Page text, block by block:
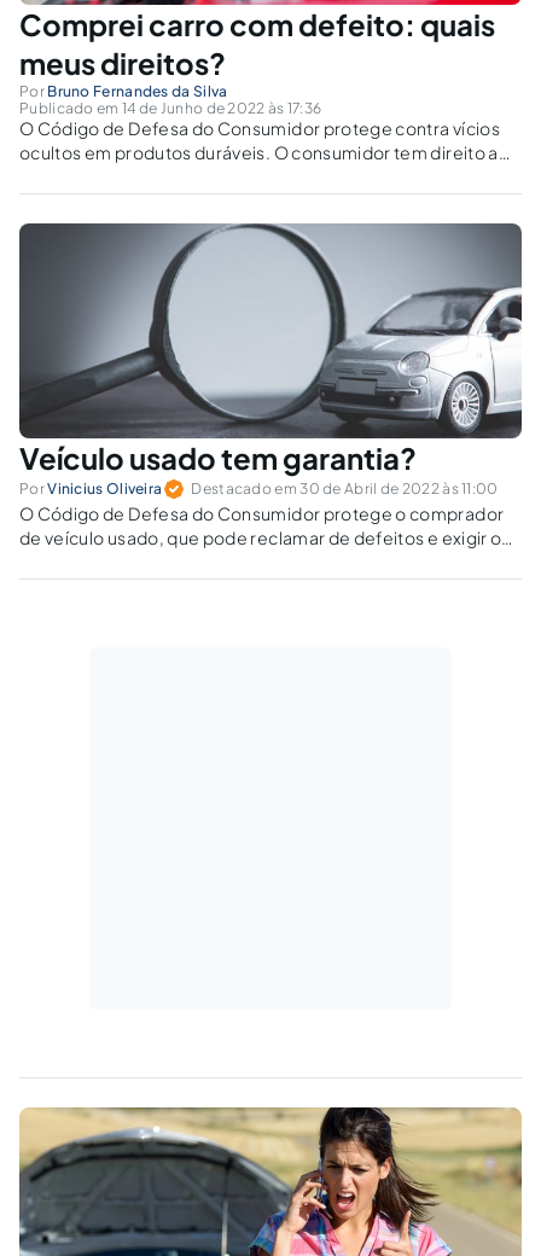
Comprei carro com defeito: quais
meus direitos?
Por Bruno Fernandes da Silva
Publicado em 14 de Junho de 2022 às 17:36
O Código de Defesa do Consumidor protege contra vícios
ocultos em produtos duráveis. O consumidor tem direito a
Veículo usado tem garantia?
PorVinicius Oliveira Destacado em 30 de Abril de 2022 às 11:00
O Código de Defesa do Consumidor protege o comprador
de veículo usado, que pode reclamar de defeitos e exigir o